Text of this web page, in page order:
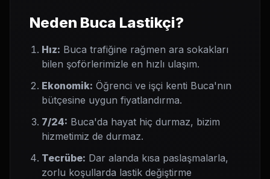
Neden Buca Lastikçi?
Hız: Buca trafiğine rağmen ara sokakları
bilen şoförlerimizle en hızlı ulaşım.
Ekonomik: Öğrenci ve işçi kenti Buca'nın
bütçesine uygun fiyatlandırma.
7/24: Buca'da hayat hiç durmaz, bizim
hizmetimiz de durmaz.
Tecrübe: Dar alanda kısa paslaşmalarla,
zorlu koşullarda lastik değiştirme